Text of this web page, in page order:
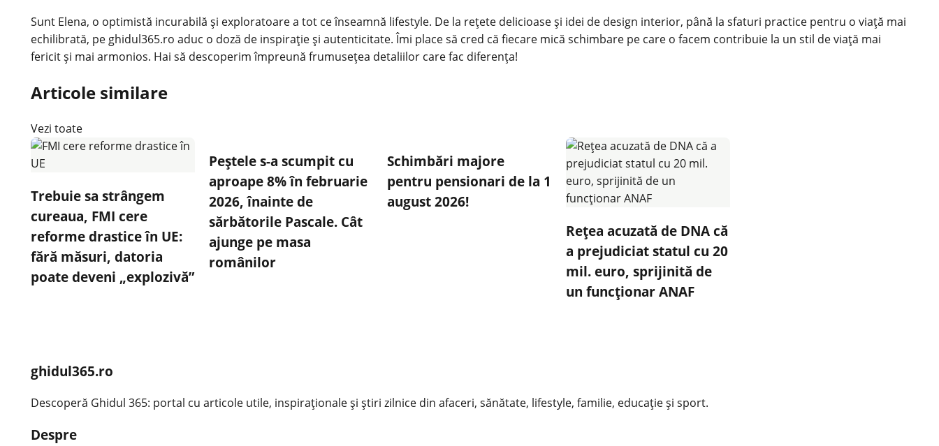
Sunt Elena, o optimistă incurabilă și exploratoare a tot ce înseamnă lifestyle. De la rețete delicioase și idei de design interior, până la sfaturi practice pentru o viață mai
echilibrată, pe ghidul365.ro aduc o doză de inspirație și autenticitate. Îmi place să cred că fiecare mică schimbare pe care o facem contribuie la un stil de viață mai
fericit și mai armonios. Hai să descoperim împreună frumusețea detaliilor care fac diferența!
Articole similare
Vezi toate
Trebuie sa strângem
cureaua, FMI cere
reforme drastice în UE:
fără măsuri, datoria
poate deveni „explozivă”
Peștele s-a scumpit cu
aproape 8% în februarie
2026, înainte de
sărbătorile Pascale. Cât
ajunge pe masa
românilor
Schimbări majore
pentru pensionari de la 1
august 2026!
Rețea acuzată de DNA că
a prejudiciat statul cu 20
mil. euro, sprijinită de
un funcționar ANAF
ghidul365.ro
Descoperă Ghidul 365: portal cu articole utile, inspiraționale și știri zilnice din afaceri, sănătate, lifestyle, familie, educație și sport.
Despre